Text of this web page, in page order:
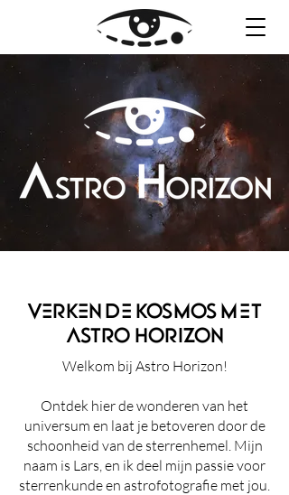
Verken de kosmos met
Astro Horizon
Welkom bij Astro Horizon!
Ontdek hier de wonderen van het
universum en laat je betoveren door de
schoonheid van de sterrenhemel. Mijn
naam is Lars, en ik deel mijn passie voor
sterrenkunde en astrofotografie met jou.